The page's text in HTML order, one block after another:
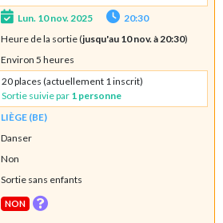
Lun. 10 nov. 2025
20:30
Heure de la sortie (jusqu'au 10 nov. à 20:30)
Environ 5 heures
20 places (actuellement 1 inscrit)
Sortie suivie par 1 personne
LIÈGE (BE)
Danser
Non
Sortie sans enfants
NON